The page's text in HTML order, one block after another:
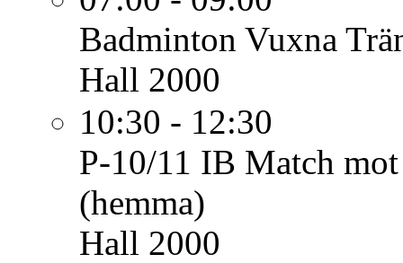
Badminton Vuxna
Hall 2000
10:30 - 12:30
P-10/11 IB Match
(hemma)
Hall 2000